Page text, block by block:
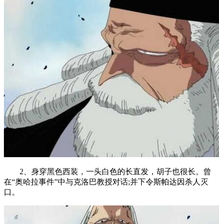
2、身穿黑色西装，一头白色的长直发，胡子也很长。曾
在“奥哈拉事件”中与克洛巴教授对话;并下令斯帕达因杀人灭
口。